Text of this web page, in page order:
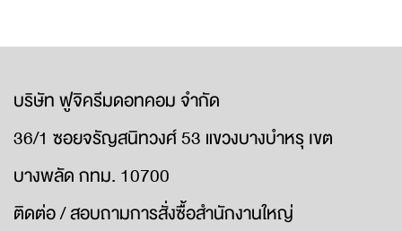
บริษัท ฟูจิครีมดอทคอม จำกัด
36/1 ซอยจรัญสนิทวงศ์ 53 แขวงบางบำหรุ เขต
บางพลัด กทม. 10700
ติดต่อ / สอบถามการสั่งซื้อสำนักงานใหญ่